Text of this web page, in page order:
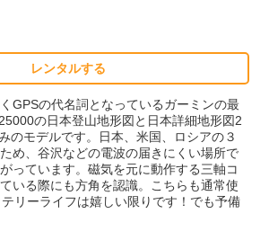
レンタルする
GPSの代名詞となっているガーミンの最
の日本登山地形図と日本詳細地形図2
のモデルです。日本、米国、ロシアの３
め、谷沢などの電波の届きにくい場所で
っています。磁気を元に動作する三軸コ
いる際にも方角を認識。こちらも通常使
リーライフは嬉しい限りです！でも予備